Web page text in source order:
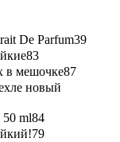
De Parfum39
83
в мешочке87
новый
ml84
79